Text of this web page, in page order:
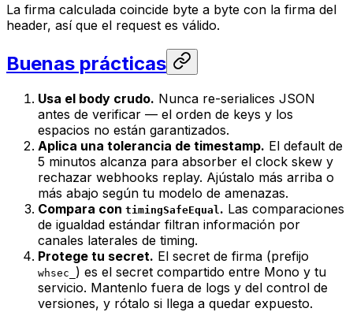
La firma calculada coincide byte a byte con la firma del
header, así que el request es válido.
Buenas prácticas
Usa el body crudo. Nunca re-serialices JSON
antes de verificar — el orden de keys y los
espacios no están garantizados.
Aplica una tolerancia de timestamp. El default de
5 minutos alcanza para absorber el clock skew y
rechazar webhooks replay. Ajústalo más arriba o
más abajo según tu modelo de amenazas.
Compara con timingSafeEqual . Las comparaciones
de igualdad estándar filtran información por
canales laterales de timing.
Protege tu secret. El secret de firma (prefijo
whsec_ ) es el secret compartido entre Mono y tu
servicio. Mantenlo fuera de logs y del control de
versiones, y rótalo si llega a quedar expuesto.